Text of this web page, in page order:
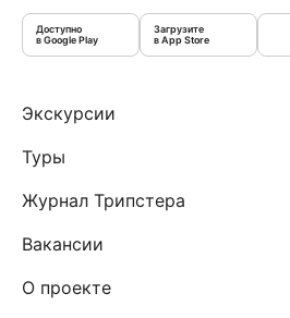
Доступно
в Google Play
Загрузите
в App Store
Экскурсии
Туры
Журнал Трипстера
Вакансии
О проекте